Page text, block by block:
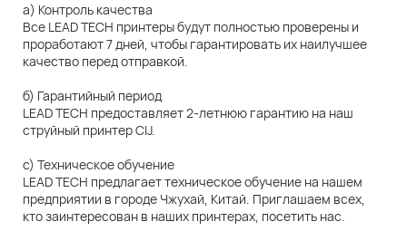
а) Контроль качества
Все LEAD TECH принтеры будут полностью проверены и
проработают 7 дней, чтобы гарантировать их наилучшее
качество перед отправкой.
б) Гарантийный период
LEAD TECH предоставляет 2-летнюю гарантию на наш
струйный принтер CIJ.
c) Техническое обучение
LEAD TECH предлагает техническое обучение на нашем
предприятии в городе Чжухай, Китай. Приглашаем всех,
кто заинтересован в наших принтерах, посетить нас.